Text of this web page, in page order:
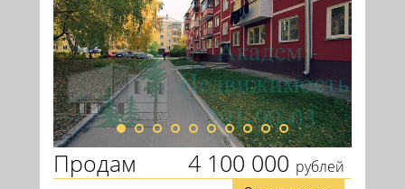
4 100 000 рублей
Продам